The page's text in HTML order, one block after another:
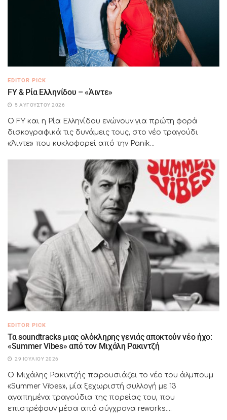
EDITOR PICK
FY & Ρία Ελληνίδου – «Άιντε»
5 ΑΥΓΟΎΣΤΟΥ 2026
Ο FY και η Ρία Ελληνίδου ενώνουν για πρώτη φορά
δισκογραφικά τις δυνάμεις τους, στο νέο τραγούδι
«Άιντε» που κυκλοφορεί από την Panik...
EDITOR PICK
Τα soundtracks μιας ολόκληρης γενιάς αποκτούν νέο ήχο:
«Summer Vibes» από τον Μιχάλη Ρακιντζή
29 ΙΟΥΛΊΟΥ 2026
Ο Μιχάλης Ρακιντζής παρουσιάζει το νέο του άλμπουμ
«Summer Vibes», μία ξεχωριστή συλλογή με 13
αγαπημένα τραγούδια της πορείας του, που
επιστρέφουν μέσα από σύγχρονα reworks....